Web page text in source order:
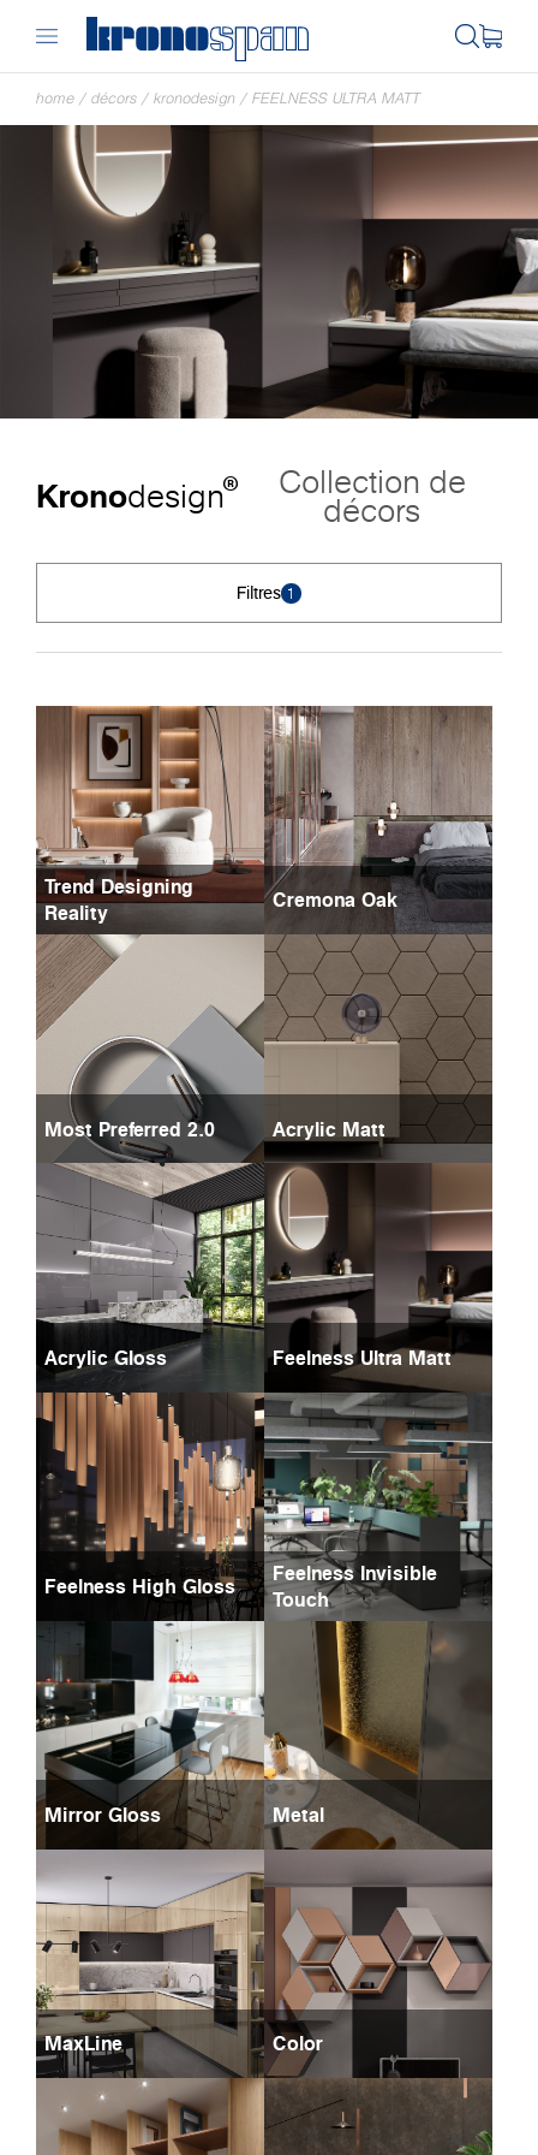
home / décors / kronodesign / FEELNESS ULTRA MATT
Kronodesign® Collection de
décors
Filtres 1
Trend Designing
Reality
Cremona Oak
Most Preferred 2.0 Acrylic Matt
Acrylic Gloss Feelness Ultra Matt
Feelness High Gloss
Feelness Invisible
Touch
Mirror Gloss Metal
MaxLine Color